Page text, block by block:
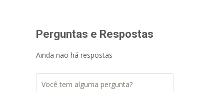
Perguntas e Respostas
Ainda não há respostas